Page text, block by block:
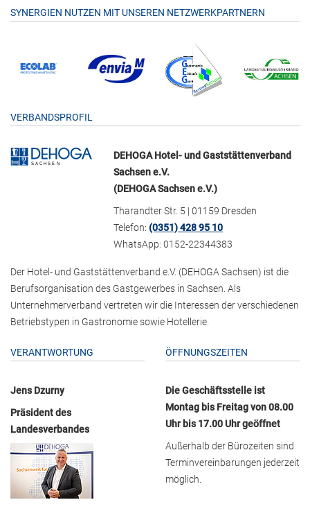
SYNERGIEN NUTZEN MIT UNSEREN NETZWERKPARTNERN
VERBANDSPROFIL
DEHOGA Hotel- und Gaststättenverband
Sachsen e.V.
(DEHOGA Sachsen e.V.)
Tharandter Str. 5 | 01159 Dresden
Telefon:(0351) 428 95 10
WhatsApp: 0152-22344383
Der Hotel- und Gaststättenverband e.V. (DEHOGA Sachsen) ist die
Berufsorganisation des Gastgewerbes in Sachsen. Als
Unternehmerverband vertreten wir die Interessen der verschiedenen
Betriebstypen in Gastronomie sowie Hotellerie.
VERANTWORTUNG
Jens Dzurny
Präsident des
Landesverbandes
ÖFFNUNGSZEITEN
Die Geschäftsstelle ist
Montag bis Freitag von 08.00
Uhr bis 17.00 Uhr geöffnet
Außerhalb der Bürozeiten sind
Terminvereinbarungen jederzeit
möglich.